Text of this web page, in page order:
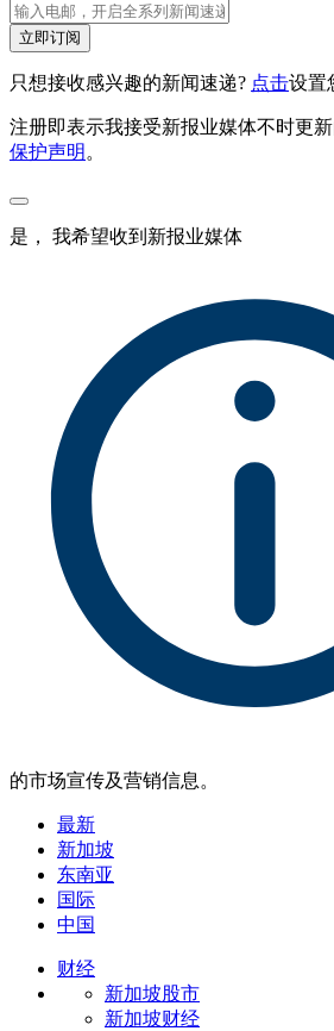
立即订阅
只想接收感兴趣的新闻速递? 点击设置
注册即表示我接受新报业媒体不时更
保护声明 。
是， 我希望收到新报业媒体
的市场宣传及营销信息。
最新
新加坡
东南亚
国际
中国
财经
新加坡股市
新加坡财经